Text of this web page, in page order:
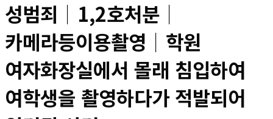
성범죄│1,2호처분│
카메라등이용촬영│학원
여자화장실에서 몰래 침입하여
여학생을 촬영하다가 적발되어